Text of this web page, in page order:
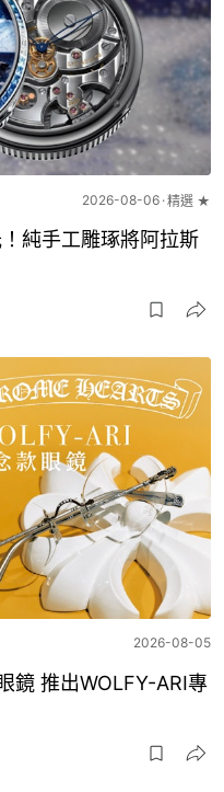
2026-08-06 精選 ★
純手工雕琢將阿拉斯
2026-08-05
鏡 推出WOLFY-ARI專